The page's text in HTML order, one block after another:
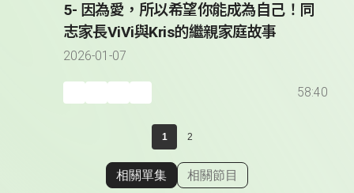
5- 因為愛，所以希望你能成為自己！同
志家長ViVi與Kris的繼親家庭故事
2026-01-07
58:40
1 2
顯示相關單集
相關單集 相關節目